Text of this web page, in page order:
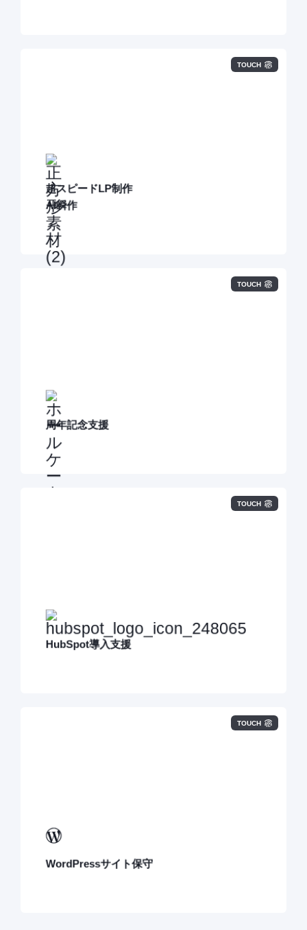
TOUCH
超スピードLP制作
AI瞬作
500
バが
マーケティングノウハウとAIの掛け合わせで
日、1本15万円という短納期・低単価・高品質を実現
TOUCH
周年記念支援
Web・記事・動画などの発信手段を組み合わせて、「伝
わる情報設計」と「実行体制」の構築までを伴走しま
す。
TOUCH
HubSpot導入支援
バの知見と、HubSpotが持つ強力なオールインワンプラ
ットフォームの力を組み合わせ、戦略から実行・改善ま
でを一貫してサポート可能です。
TOUCH
WordPressサイト保守
WordPressで構築済みのウェブサイトを安全かつ効果的